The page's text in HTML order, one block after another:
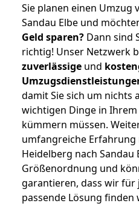
Sie planen einen Umzug
Sandau Elbe und
Geld sparen? Dann sind
richtig! Unser Netzwerk
zuverlässige und
damit Sie sich um nichts
wichtigen Dinge in
kümmern müssen.
umfangreiche
Heidelberg nach Sandau
Größenordnung und
garantieren, dass wir für
passende Lösung finden